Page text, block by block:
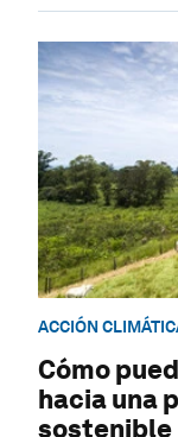
ACCIÓN
Cómo
hacia una
sostenible